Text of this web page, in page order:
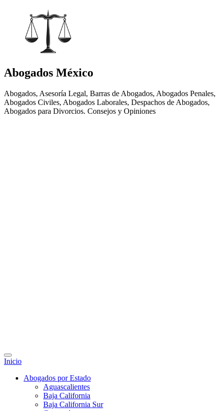
Abogados México
Abogados, Asesoría Legal, Barras de Abogados, Abogados Penales,
Abogados Civiles, Abogados Laborales, Despachos de Abogados,
Abogados para Divorcios. Consejos y Opiniones
Inicio
Abogados por Estado
Aguascalientes
Baja California
Baja California Sur